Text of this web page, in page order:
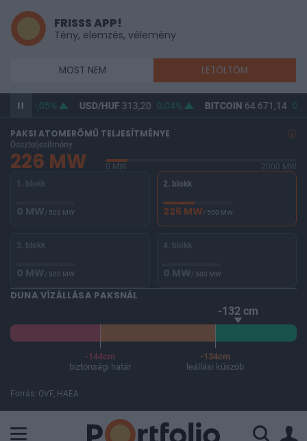
FRISSS APP!
Tény, elemzés, vélemény
MOST NEM LETÖLTÖM
0,05% USD/HUF313,20 0,04% BITCOIN64 671,14
PAKSI ATOMERŐMŰ TELJESÍTMÉNYE
Összteljesítmény
226 MW 0 MW
2000 MW
1. blokk
0 MW/ 500 MW
2. blokk
226 MW/ 500 MW
3. blokk
0 MW/ 500 MW
4. blokk
0 MW/ 500 MW
DUNA VÍZÁLLÁSA PAKSNÁL
-132 cm
-144cm
biztonsági határ
-134cm
leállási küszöb
Forrás: OVF, HAEA